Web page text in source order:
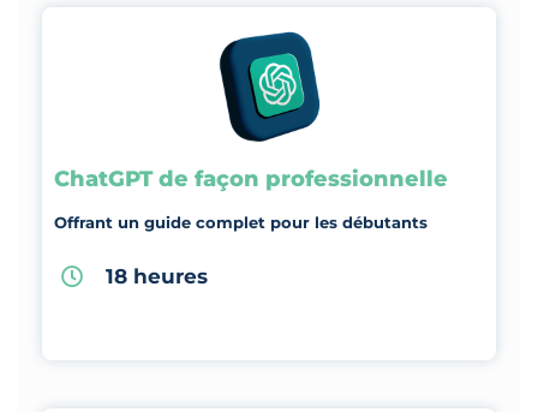
ChatGPT de façon professionnelle
Offrant un guide complet pour les débutants
18 heures